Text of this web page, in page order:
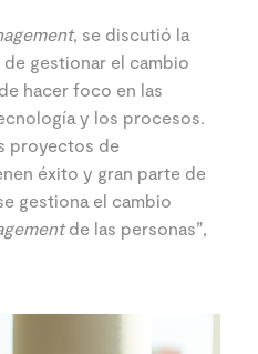
, se discutió la
gestionar el cambio
hacer foco en las
y los procesos.
proyectos de
éxito y gran parte de
gestiona el cambio
de las personas”,